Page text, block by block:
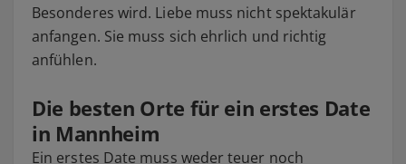
Besonderes wird. Liebe muss nicht spektakulär
anfangen. Sie muss sich ehrlich und richtig
anfühlen.
Die besten Orte für ein erstes Date
in Mannheim
Ein erstes Date muss weder teuer noch